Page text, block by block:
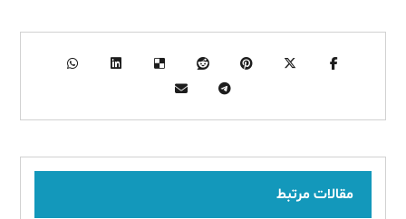
مقالات مرتبط